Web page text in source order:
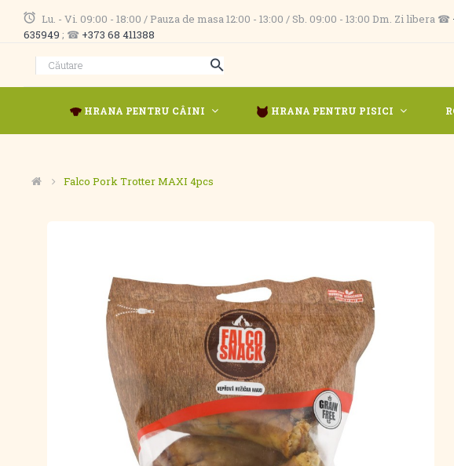
Lu. - Vi. 09:00 - 18:00 / Pauza de masa 12:00 - 13:00 / Sb. 09:00 - 13:00 Dm. Zi libera ☎
635949 ; ☎ +373 68 411388
HRANA PENTRU CÂINI HRANA PENTRU PISICI
Falco Pork Trotter MAXI 4pcs